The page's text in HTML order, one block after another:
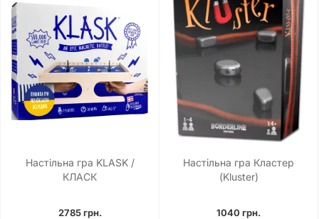
Настільна гра KLASK /
КЛАСК
2785 грн.
Настільна гра Кластер
(Kluster)
1040 грн.